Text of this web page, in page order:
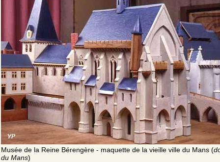
Musée de la Reine Bérengère - maquette de la vieille ville du Mans (
du Mans)